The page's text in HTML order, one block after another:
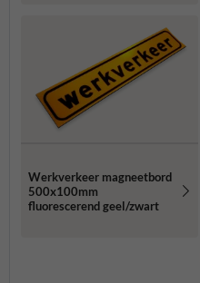
Werkverkeer magneetbord
500x100mm
fluorescerend geel/zwart